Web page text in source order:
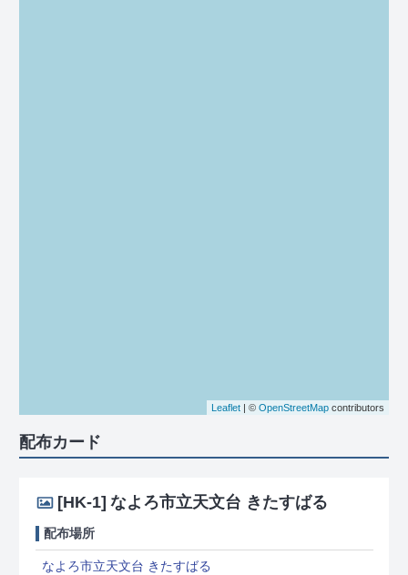
Leaflet | © OpenStreetMap contributors
配布カード
[HK-1] なよろ市立天文台 きたすばる
配布場所
なよろ市立天文台 きたすばる